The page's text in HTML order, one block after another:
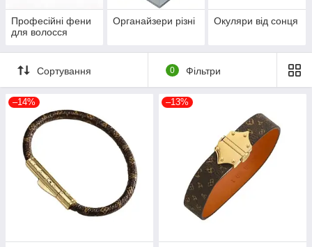
Професійні фени
для волосся
Органайзери різні Окуляри від сонця
Сортування 0 Фільтри
–14% –13%